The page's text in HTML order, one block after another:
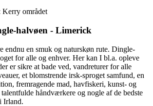
Kerry området
halvøen - Limerick
endnu en smuk og naturskøn rute. Dingle-
for alle og enhver. Her kan I bl.a. opleve
er sikre at bade ved, vandreturer for alle
et blomstrende irsk-sproget samfund, en
fremragende mad, havfiskeri, kunst- og
håndværkere og nogle af de bedste
Irland.